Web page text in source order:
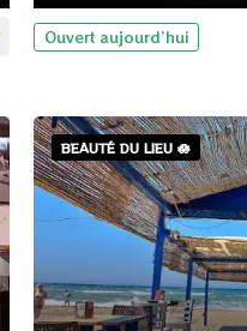
Ouvert aujourd’hui
BEAUTÉ DU LIEU 🪷